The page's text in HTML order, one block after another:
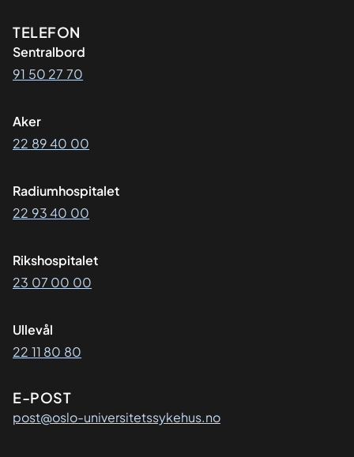
Kontaktinformasjon
TELEFON
Sentralbord
91 50 27 70
Aker
22 89 40 00
Radiumhospitalet
22 93 40 00
Rikshospitalet
23 07 00 00
Ullevål
22 11 80 80
E-POST
post@oslo-universitetssykehus.no